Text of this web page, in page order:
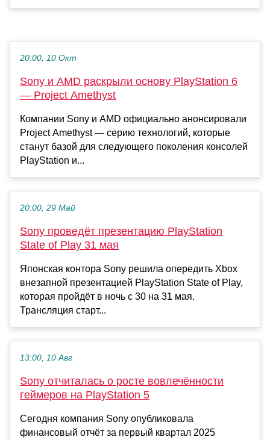
20:00, 10 Окт
Sony и AMD раскрыли основу PlayStation 6
— Project Amethyst
Компании Sony и AMD официально анонсировали
Project Amethyst — серию технологий, которые
станут базой для следующего поколения консолей
PlayStation и...
20:00, 29 Май
Sony проведёт презентацию PlayStation
State of Play 31 мая
Японская контора Sony решила опередить Xbox
внезапной презентацией PlayStation State of Play,
которая пройдёт в ночь с 30 на 31 мая.
Трансляция старт...
13:00, 10 Авг
Sony отчиталась о росте вовлечённости
геймеров на PlayStation 5
Сегодня компания Sony опубликовала
финансовый отчёт за первый квартал 2025